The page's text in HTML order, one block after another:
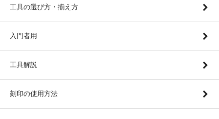
工具の選び方・揃え方
入門者用
工具解説
刻印の使用方法